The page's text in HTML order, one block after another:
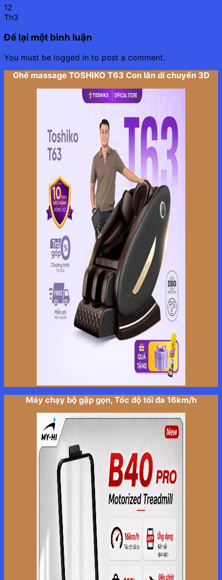
12
Th3
Để lại một bình luận
You must be logged in to post a comment.
Ghế massage TOSHIKO T63 Con lăn di chuyển 3D
Máy chạy bộ gập gọn, Tốc độ tối đa 16km/h